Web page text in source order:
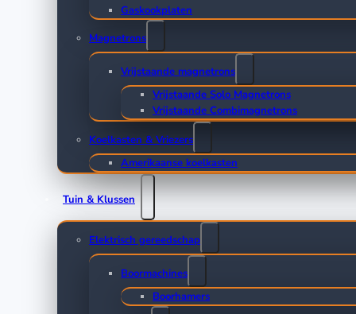
Gaskookplaten
Magnetrons
Vrijstaande magnetrons
Vrijstaande Solo Magnetrons
Vrijstaande Combimagnetrons
Koelkasten & Vriezers
Amerikaanse koelkasten
Tuin & Klussen
Elektrisch gereedschap
Boormachines
Boorhamers